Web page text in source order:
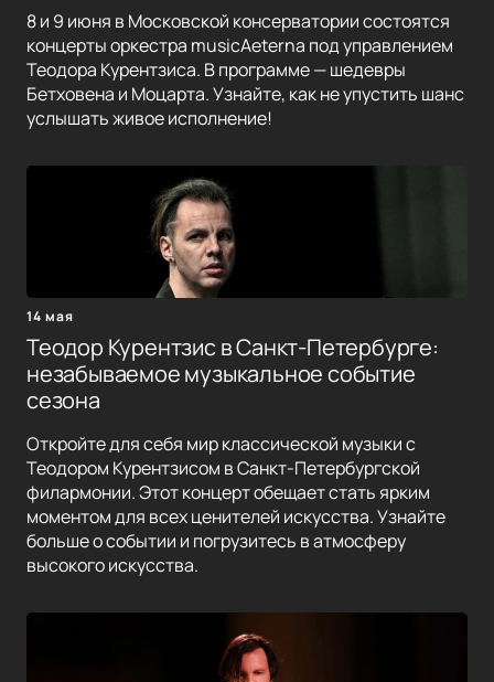
8 и 9 июня в Московской консерватории состоятся
концерты оркестра musicAeterna под управлением
Теодора Курентзиса. В программе — шедевры
Бетховена и Моцарта. Узнайте, как не упустить шанс
услышать живое исполнение!
14 мая
Теодор Курентзис в Санкт-Петербурге:
незабываемое музыкальное событие
сезона
Откройте для себя мир классической музыки с
Теодором Курентзисом в Санкт-Петербургской
филармонии. Этот концерт обещает стать ярким
моментом для всех ценителей искусства. Узнайте
больше о событии и погрузитесь в атмосферу
высокого искусства.